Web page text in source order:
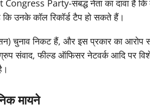
Party-संबद्ध नेता का दावा है कि
उनके कॉल रिकॉर्ड टैप हो सकते हैं।
चुनाव निकट हैं, और इस प्रकार का आरोप
संवाद, फील्ड ऑफिसर नेटवर्क आदि पर
मायने